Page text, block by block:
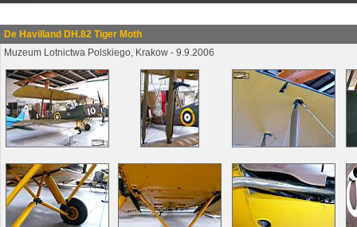
De Havilland DH.82 Tiger Moth
Muzeum Lotnictwa Polskiego, Krakow - 9.9.2006